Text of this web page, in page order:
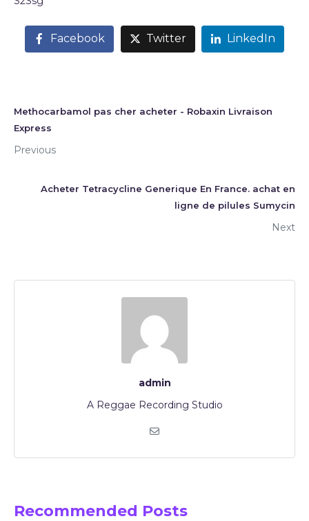
Facebook Twitter LinkedIn
Methocarbamol pas cher acheter - Robaxin Livraison
Express
Previous
Acheter Tetracycline Generique En France. achat en
ligne de pilules Sumycin
Next
admin
A Reggae Recording Studio
Recommended Posts